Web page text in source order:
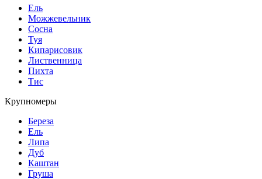
Ель
Можжевельник
Сосна
Туя
Кипарисовик
Лиственница
Пихта
Тис
Крупномеры
Береза
Ель
Липа
Дуб
Каштан
Груша